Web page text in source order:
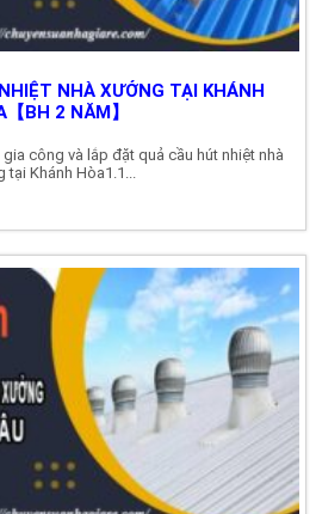
NHÀ XƯỞNG TẠI KHÁNH
【BH 2 NĂM】
công và lắp đặt quả cầu hút nhiệt nhà
tại Khánh Hòa1.1...